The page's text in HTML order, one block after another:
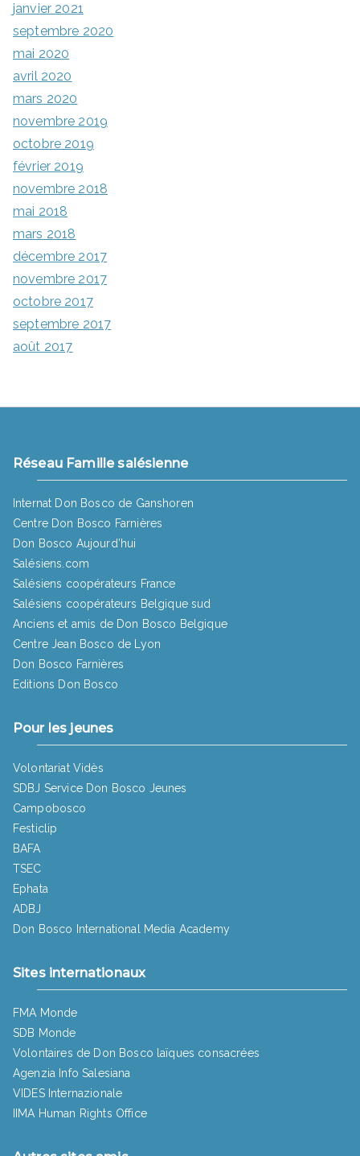
janvier 2021
septembre 2020
mai 2020
avril 2020
mars 2020
novembre 2019
octobre 2019
février 2019
novembre 2018
mai 2018
mars 2018
décembre 2017
novembre 2017
octobre 2017
septembre 2017
août 2017
Réseau Famille salésienne
Internat Don Bosco de Ganshoren
Centre Don Bosco Farnières
Don Bosco Aujourd’hui
Salésiens.com
Salésiens coopérateurs France
Salésiens coopérateurs Belgique sud
Anciens et amis de Don Bosco Belgique
Centre Jean Bosco de Lyon
Don Bosco Farnières
Editions Don Bosco
Pour les jeunes
Volontariat Vidès
SDBJ Service Don Bosco Jeunes
Campobosco
Festiclip
BAFA
TSEC
Ephata
ADBJ
Don Bosco International Media Academy
Sites internationaux
FMA Monde
SDB Monde
Volontaires de Don Bosco laïques consacrées
Agenzia Info Salesiana
VIDES Internazionale
IIMA Human Rights Office